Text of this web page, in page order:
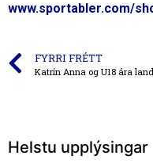
www.sportabler.com/
FYRRI FRÉTT
Helstu upplýsingar